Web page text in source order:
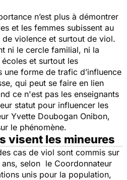
n’est plus à démontrer
et les femmes subissent au
violence et surtout de viol.
ni le cercle familial, ni la
et surtout les
une forme de trafic d’influence
qui peut se faire en lien
ce n'est pas les enseignants
statut pour influencer les
Yvette Doubogan Onibon,
le phénomène.
visent les mineures
cas de viol sont commis sur
selon le Coordonnateur
unis pour la population,